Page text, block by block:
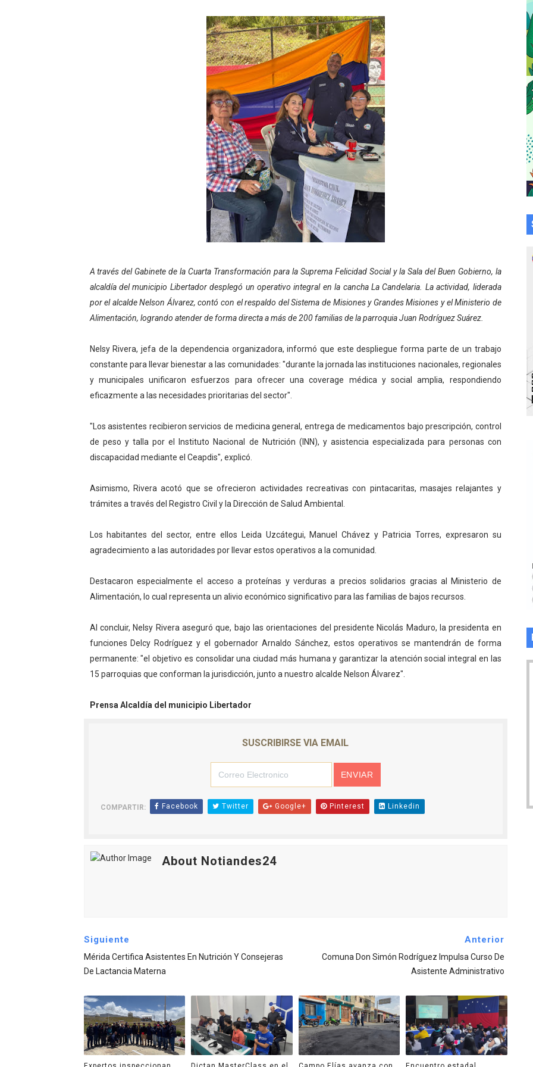
Niños merideños aprenden sobre gaita de tambora con Fundecem
Hospital universitario muestra sus avances en visita del Consejo Legislativo
Instituto Nacional de Nutrición celebra Semana Internacional de la Lactancia Materna
Gobernación de Mérida fortalece el desarrollo productivo en Rangel
Corposalud inició talleres para aspirantes al curso de Emergencia Prehospitalaria
Fortalecen formación académica de médicos en proceso de ruralidad
Fortaleciendo la economía comunal en El Vigía con microcréditos a emprendedores
Campo Elías consolida plan de bacheo en el sector La Montañita
Fundecem inició con éxito el taller vacacional de origami
El Lactario del Iahula celebra la Semana Mundial de la Lactancia Materna
Plan Vacacional "Venezuela Ríe 2026" brinda recreación y cultura a niños del
Iniciación al yoga reúne a diversos clubes deportivos de Zea en una enriquecedora
Mincomunas impulsa el autogobierno en Mérida con plan de actualización y atención
Expertos inspeccionan espacios del OAN para la instalación del detector Cherenkov
A través del Gabinete de la Cuarta Transformación para la Suprema Felicidad Social y la Sala del Buen Gobierno, la
alcaldía del municipio Libertador desplegó un operativo integral en la cancha La Candelaria. La actividad, liderada
por el alcalde Nelson Álvarez, contó con el respaldo del Sistema de Misiones y Grandes Misiones y el Ministerio de
Alimentación, logrando atender de forma directa a más de 200 familias de la parroquia Juan Rodríguez Suárez.
Nelsy Rivera, jefa de la dependencia organizadora, informó que este despliegue forma parte de un trabajo
constante para llevar bienestar a las comunidades: "durante la jornada las instituciones nacionales, regionales
y municipales unificaron esfuerzos para ofrecer una coverage médica y social amplia, respondiendo
eficazmente a las necesidades prioritarias del sector".
"Los asistentes recibieron servicios de medicina general, entrega de medicamentos bajo prescripción, control
de peso y talla por el Instituto Nacional de Nutrición (INN), y asistencia especializada para personas con
discapacidad mediante el Ceapdis", explicó.
Asimismo, Rivera acotó que se ofrecieron actividades recreativas con pintacaritas, masajes relajantes y
trámites a través del Registro Civil y la Dirección de Salud Ambiental.
Los habitantes del sector, entre ellos Leida Uzcátegui, Manuel Chávez y Patricia Torres, expresaron su
agradecimiento a las autoridades por llevar estos operativos a la comunidad.
Destacaron especialmente el acceso a proteínas y verduras a precios solidarios gracias al Ministerio de
Alimentación, lo cual representa un alivio económico significativo para las familias de bajos recursos.
Al concluir, Nelsy Rivera aseguró que, bajo las orientaciones del presidente Nicolás Maduro, la presidenta en
funciones Delcy Rodríguez y el gobernador Arnaldo Sánchez, estos operativos se mantendrán de forma
permanente: "el objetivo es consolidar una ciudad más humana y garantizar la atención social integral en las
15 parroquias que conforman la jurisdicción, junto a nuestro alcalde Nelson Álvarez".
Prensa Alcaldía del municipio Libertador
SUSCRIBIRSE VIA EMAIL
COMPARTIR: Facebook Twitter Google+ Pinterest Linkedin
About Notiandes24
Siguiente
Mérida Certifica Asistentes En Nutrición Y Consejeras
De Lactancia Materna
Anterior
Comuna Don Simón Rodríguez Impulsa Curso De
Asistente Administrativo